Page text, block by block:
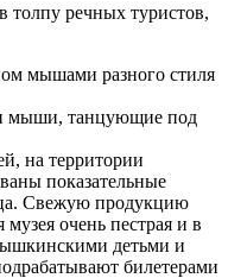
толпу речных туристов,
мышами разного стиля
мыши, танцующие под
на территории
показательные
Свежую продукцию
очень пестрая и в
детьми и
билетерами